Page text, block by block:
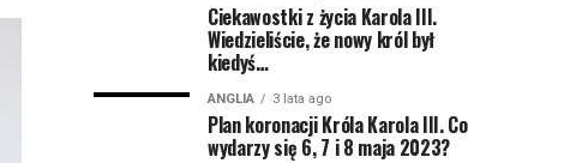
Ciekawostki z życia Karola III.
Wiedzieliście, że nowy król był
kiedyś…
ANGLIA 3 lata ago
Plan koronacji Króla Karola III. Co
wydarzy się 6, 7 i 8 maja 2023?